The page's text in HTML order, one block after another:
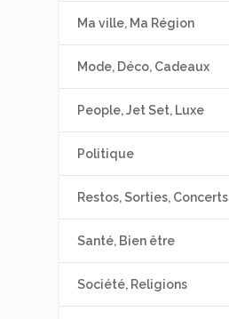
Ma ville, Ma Région
Mode, Déco, Cadeaux
People, Jet Set, Luxe
Politique
Restos, Sorties, Concerts
Santé, Bien être
Société, Religions